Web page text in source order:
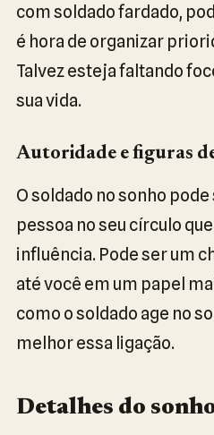
com soldado fardado,
é hora de organizar
Talvez esteja faltando
sua vida.
Autoridade e figuras
O soldado no sonho
pessoa no seu círculo
influência. Pode ser um
até você em um papel
como o soldado age no
melhor essa ligação.
Detalhes do